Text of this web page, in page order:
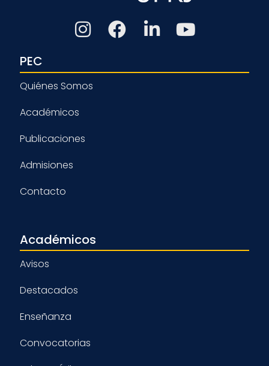
PEC
Quiénes Somos
Académicos
Publicaciones
Admisiones
Contacto
Académicos
Avisos
Destacados
Enseñanza
Convocatorias